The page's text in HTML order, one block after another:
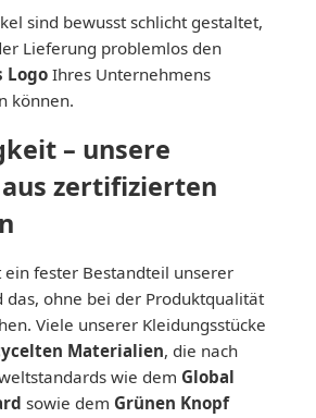
sind bewusst schlicht gestaltet,
Lieferung problemlos den
Logo Ihres Unternehmens
können.
– unsere
zertifizierten
fester Bestandteil unserer
das, ohne bei der Produktqualität
Viele unserer Kleidungsstücke
Materialien, die nach
wie dem Global
sowie dem Grünen Knopf